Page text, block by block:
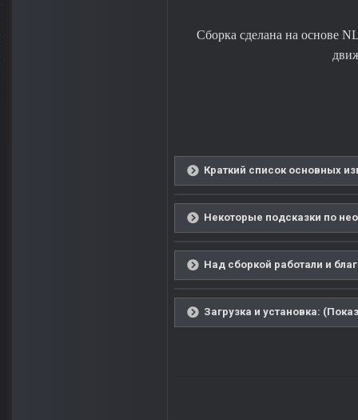
Сборка сделана на основе
Краткий список основных
Некоторые подсказки по
Над сборкой работали и
Загрузка и установка: